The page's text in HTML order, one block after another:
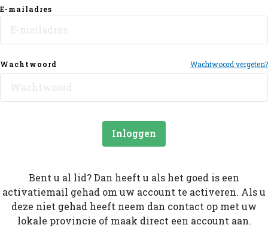
E-mailadres
Wachtwoord Wachtwoord vergeten?
Inloggen
Bent u al lid? Dan heeft u als het goed is een
activatiemail gehad om uw account te activeren. Als u
deze niet gehad heeft neem dan contact op met uw
lokale provincie of maak direct een account aan.